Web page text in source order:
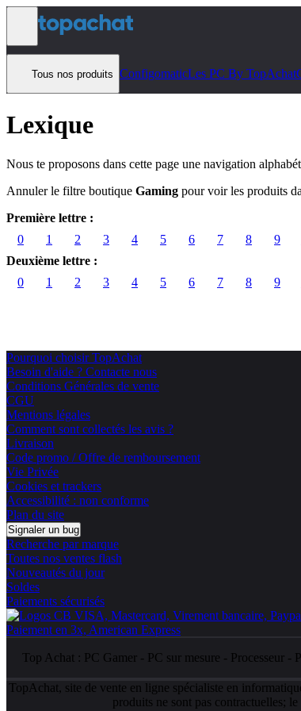
Aller au contenu
Tous nos produits ConfigomaticLes PC By TopAchat
Lexique
Nous te proposons dans cette page une navigation
Annuler le filtre boutique Gaming pour voir les produits
Première lettre :
0
1 2 3 4 5 6 7 8 9
Deuxième lettre :
0
1 2 3 4 5 6 7 8 9
Pourquoi choisir TopAchat
Besoin d'aide ? Contacte nous
Conditions Générales de vente
CGU
Mentions légales
Comment sont collectés les avis ?
Livraison
Code promo / Offre de remboursement
Vie Privée
Cookies et trackers
Accessibilité : non conforme
Plan du site
Signaler un bug
Recherche par marque
Toutes nos ventes flash
Nouveautés du jour
Soldes
Paiements sécurisés
Top Achat : PC Gamer - PC sur mesure - Processeur -
TopAchat, site de vente en ligne spécialiste en
produits ne sont pas contractuelles;